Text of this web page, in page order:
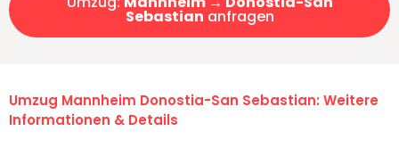
Sebastian anfragen
Umzug Mannheim Donostia-San Sebastian: Weitere
Informationen & Details